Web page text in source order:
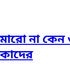
মারো না কেন
কাদের